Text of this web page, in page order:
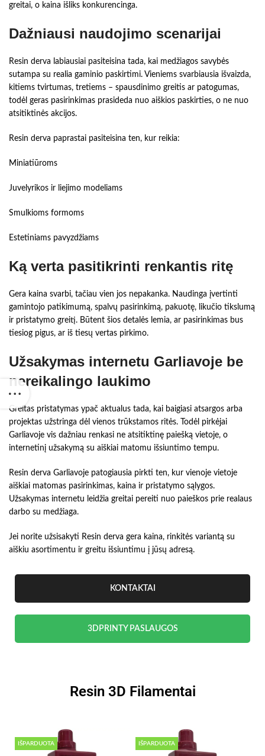
greitai, o kaina išliks konkurencinga.
Dažniausi naudojimo scenarijai
Resin derva labiausiai pasiteisina tada, kai medžiagos savybės
sutampa su realia gaminio paskirtimi. Vieniems svarbiausia išvaizda,
kitiems tvirtumas, tretiems – spausdinimo greitis ar patogumas,
todėl geras pasirinkimas prasideda nuo aiškios paskirties, o ne nuo
atsitiktinės akcijos.
Resin derva paprastai pasiteisina ten, kur reikia:
Miniatiūroms
Juvelyrikos ir liejimo modeliams
Smulkioms formoms
Estetiniams pavyzdžiams
Ką verta pasitikrinti renkantis ritę
Gera kaina svarbi, tačiau vien jos nepakanka. Naudinga įvertinti
gamintojo patikimumą, spalvų pasirinkimą, pakuotę, likučio tikslumą
ir pristatymo greitį. Būtent šios detalės lemia, ar pasirinkimas bus
tiesiog pigus, ar iš tiesų vertas pirkimo.
Užsakymas internetu Garliavoje be
nereikalingo laukimo
Greitas pristatymas ypač aktualus tada, kai baigiasi atsargos arba
projektas užstringa dėl vienos trūkstamos ritės. Todėl pirkėjai
Garliavoje vis dažniau renkasi ne atsitiktinę paiešką vietoje, o
internetinį užsakymą su aiškiai matomu išsiuntimo tempu.
Resin derva Garliavoje patogiausia pirkti ten, kur vienoje vietoje
aiškiai matomas pasirinkimas, kaina ir pristatymo sąlygos.
Užsakymas internetu leidžia greitai pereiti nuo paieškos prie realaus
darbo su medžiaga.
Jei norite užsisakyti Resin derva gera kaina, rinkitės variantą su
aiškiu asortimentu ir greitu išsiuntimu į jūsų adresą.
KONTAKTAI
3DPRINTY PASLAUGOS
Resin 3D Filamentai
IŠPARDUOTA IŠPARDUOTA